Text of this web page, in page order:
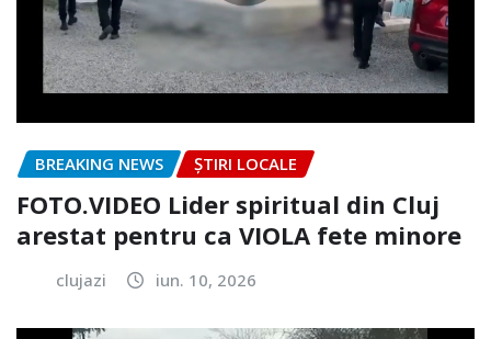
BREAKING NEWS ȘTIRI LOCALE
FOTO.VIDEO Lider spiritual din Cluj
arestat pentru ca VIOLA fete minore
clujazi iun. 10, 2026